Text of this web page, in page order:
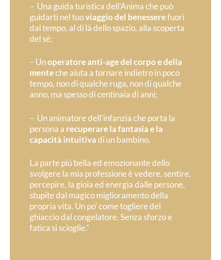
– Una guida turistica dell’Anima che può
guidarti nel tuoviaggio del benesserefuori
dal tempo, al di là dello spazio, alla scoperta
del sé;
– Unoperatore anti-age del corpo e della
menteche aiuta a tornare indietro in poco
tempo, non di qualche ruga, non di qualche
anno, ma spesso di centinaia di anni;
– Un animatore dell’infanzia che porta la
persona a recuperare la fantasia e la
capacità intuitivadi un bambino.
La parte più bella ed emozionante dello
svolgere la mia professione è vedere, sentire,
percepire, la gioia ed energia dalle persone,
stupite dal magico miglioramento della
propria vita. Un po’ come togliere del
ghiaccio dal congelatore. Senza sforzo e
fatica si scioglie.”